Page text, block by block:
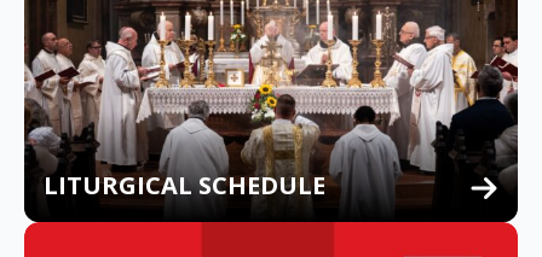
LITURGICAL SCHEDULE